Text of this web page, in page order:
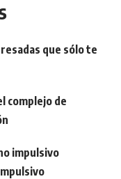
que sólo te
complejo de
impulsivo